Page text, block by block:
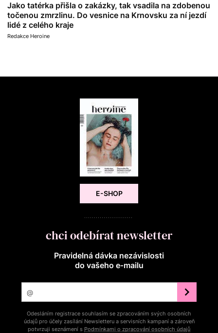
Jako tatérka přišla o zakázky, tak vsadila na zdobenou
točenou zmrzlinu. Do vesnice na Krnovsku za ní jezdí
lidé z celého kraje
Redakce Heroine
E-SHOP
chci odebírat newsletter
Pravidelná dávka nezávislosti
do vašeho e‑mailu
Odesláním registrace souhlasím se zpracováním svých osobních
údajů pro účely zasílání Newsletteru a servisních kampaní a zároveň
potvrzuji seznámení s Podmínkami o zpracování osobních údajů